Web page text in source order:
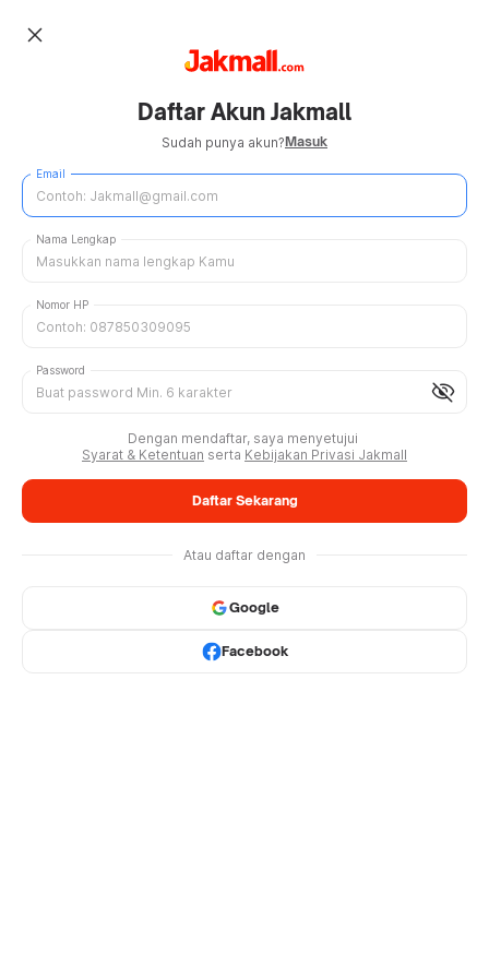
close
Daftar Akun Jakmall
Sudah punya akun?Masuk
Email
Nama Lengkap
Nomor HP
visibility_off
Password
Dengan mendaftar, saya menyetujui
Syarat & Ketentuan serta Kebijakan Privasi Jakmall
Daftar Sekarang
Atau daftar dengan
Google
Facebook